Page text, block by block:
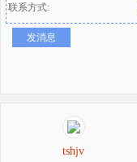
联系方式:
发消息
tshjv